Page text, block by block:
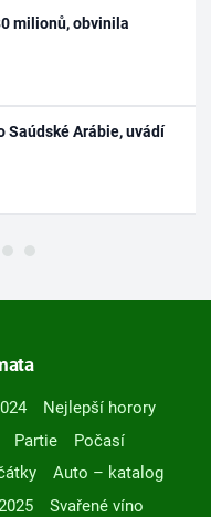
milionů, obvinila
Saúdské Arábie, uvádí
Nejlepší horory
Partie
Počasí
Auto – katalog
Svařené víno